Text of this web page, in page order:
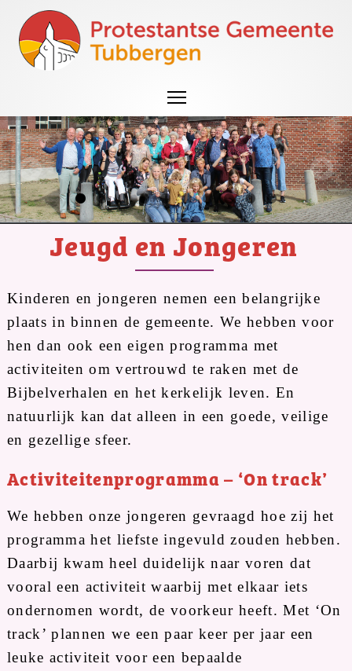
Jeugd en Jongeren
Kinderen en jongeren nemen een belangrijke
plaats in binnen de gemeente. We hebben voor
hen dan ook een eigen programma met
activiteiten om vertrouwd te raken met de
Bijbelverhalen en het kerkelijk leven. En
natuurlijk kan dat alleen in een goede, veilige
en gezellige sfeer.
Activiteitenprogramma – ‘On track’
We hebben onze jongeren gevraagd hoe zij het
programma het liefste ingevuld zouden hebben.
Daarbij kwam heel duidelijk naar voren dat
vooral een activiteit waarbij met elkaar iets
ondernomen wordt, de voorkeur heeft. Met ‘On
track’ plannen we een paar keer per jaar een
leuke activiteit voor een bepaalde